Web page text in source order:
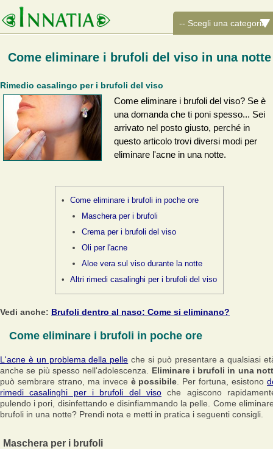
Come eliminare i brufoli del viso in una notte
Rimedio casalingo per i brufoli del viso
Come eliminare i brufoli del viso? Se è
una domanda che ti poni spesso... Sei
arrivato nel posto giusto, perché in
questo articolo trovi diversi modi per
eliminare l'acne in una notte.
Come eliminare i brufoli in poche ore
Maschera per i brufoli
Crema per i brufoli del viso
Oli per l'acne
Aloe vera sul viso durante la notte
Altri rimedi casalinghi per i brufoli del viso
Vedi anche: Brufoli dentro al naso: Come si eliminano?
Come eliminare i brufoli in poche ore
L'acne è un problema della pelle che si può presentare a qualsiasi
anche se più spesso nell'adolescenza. Eliminare i brufoli in una
può sembrare strano, ma invece è possibile . Per fortuna, esistono
rimedi casalinghi per i brufoli del viso che agiscono
pulendo i pori, disinfettando e disinfiammando la pelle. Come
brufoli in una notte? Prendi nota e metti in pratica i seguenti consigli.
Maschera per i brufoli